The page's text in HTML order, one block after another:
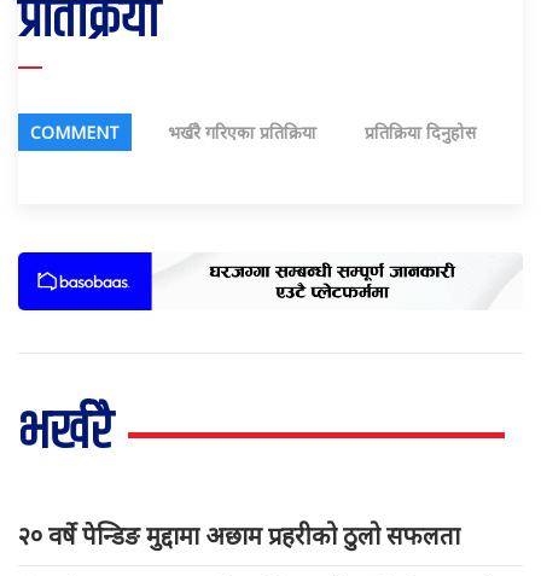
प्रतिक्रिया
COMMENT भर्खरै गरिएका प्रतिक्रिया प्रतिक्रिया दिनुहोस
भर्खरै
२० वर्षे पेन्डिङ मुद्दामा अछाम प्रहरीको ठुलो सफलता